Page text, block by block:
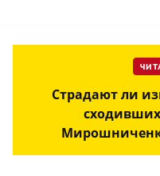
Страдают ли